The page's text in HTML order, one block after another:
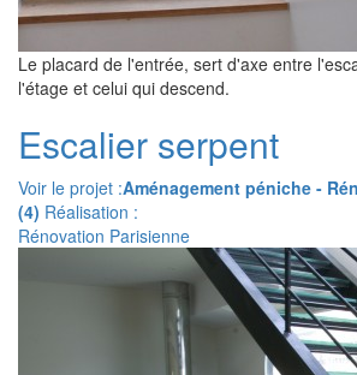
Le placard de l'entrée, sert d'axe entre
l'étage et celui qui descend.
Escalier serpent
Voir le projet :Aménagement péniche -
(4) Réalisation :
Rénovation Parisienne